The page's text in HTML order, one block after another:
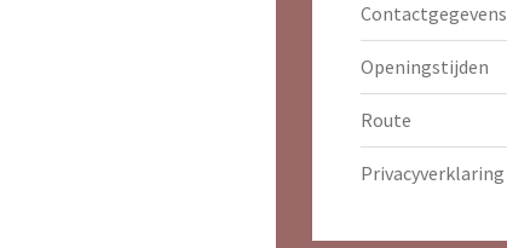
Contactgegevens
Openingstijden
Route
Privacyverklaring